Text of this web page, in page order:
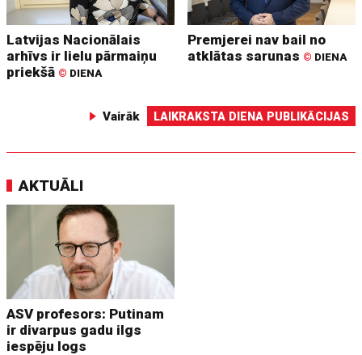
Latvijas Nacionālais
arhīvs ir lielu pārmaiņu
priekšā © DIENA
Premjerei nav bail no
atklātas sarunas © DIENA
Vairāk LAIKRAKSTA DIENA PUBLIKĀCIJAS
AKTUĀLI
ASV profesors: Putinam
ir divarpus gadu ilgs
iespēju logs